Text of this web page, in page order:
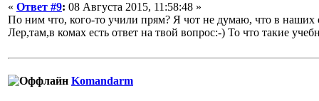
« Ответ #9: 08 Августа 2015, 11:58:48 »
По ним что, кого-то учили прям? Я чот не думаю, что в наших
Лер,там,в комах есть ответ на твой вопрос:-) То что такие
Komandarm